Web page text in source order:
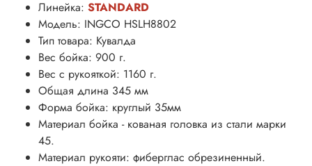
Линейка: STANDARD
Модель: INGCO HSLH8802
Тип товара: Кувалда
Вес бойка: 900 г.
Вес с рукояткой: 1160 г.
Общая длина 345 мм
Форма бойка: круглый 35мм
Материал бойка - кованая головка из стали марки
45.
Материал рукояти: фиберглас обрезиненный.